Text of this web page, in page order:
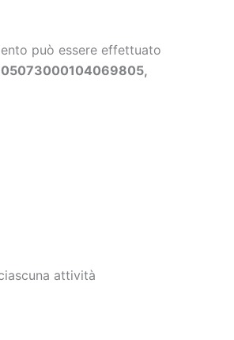
può essere effettuato
attività